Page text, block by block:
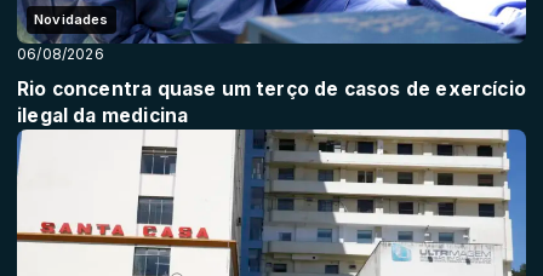
Novidades
06/08/2026
Rio concentra quase um terço de casos de exercício
ilegal da medicina